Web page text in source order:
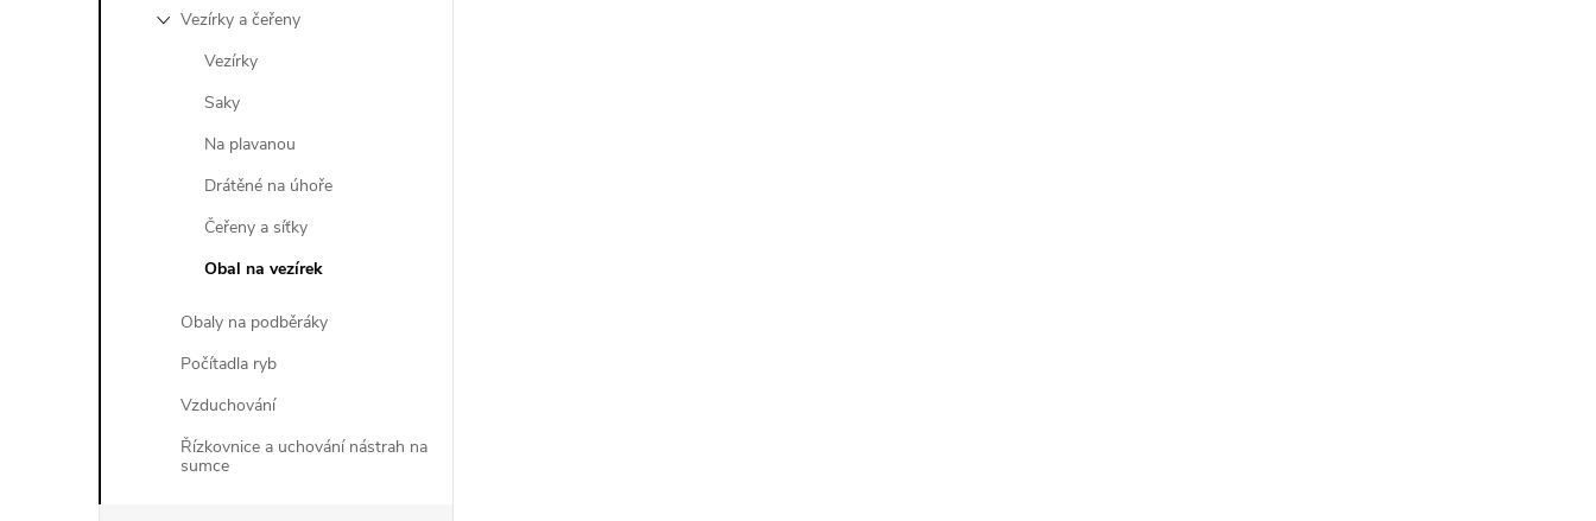
Vezírky a čeřeny
Vezírky
Saky
Na plavanou
Drátěné na úhoře
Čeřeny a síťky
Obal na vezírek
Obaly na podběráky
Počítadla ryb
Vzduchování
Řízkovnice a uchování nástrah na
sumce